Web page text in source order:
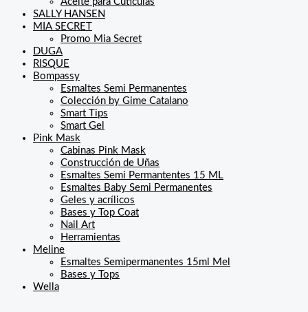
SALLY HANSEN
MIA SECRET
Promo Mia Secret
DUGA
RISQUE
Bompassy
Esmaltes Semi Permanentes
Colección by Gime Catalano
Smart Tips
Smart Gel
Pink Mask
Cabinas Pink Mask
Construcción de Uñas
Esmaltes Semi Permantentes 15 ML
Esmaltes Baby Semi Permanentes
Geles y acrílicos
Bases y Top Coat
Nail Art
Herramientas
Meline
Esmaltes Semipermanentes 15ml Mel
Bases y Tops
Wella